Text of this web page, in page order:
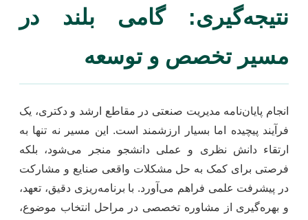
نتیجه‌گیری: گامی بلند در
مسیر تخصص و توسعه
انجام پایان‌نامه مدیریت صنعتی در مقاطع ارشد و دکتری، یک
فرآیند پیچیده اما بسیار ارزشمند است. این مسیر نه تنها به
ارتقاء دانش نظری و عملی دانشجو منجر می‌شود، بلکه
فرصتی برای کمک به حل مشکلات واقعی صنایع و مشارکت
در پیشرفت علمی فراهم می‌آورد. با برنامه‌ریزی دقیق، تعهد،
و بهره‌گیری از مشاوره تخصصی در مراحل انتخاب موضوع،